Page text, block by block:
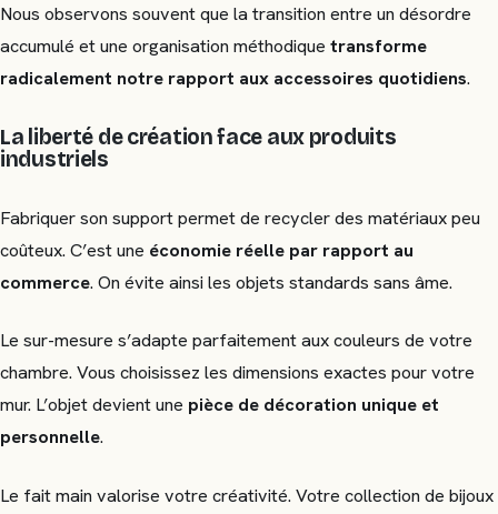
Nous observons souvent que la transition entre un désordre
accumulé et une organisation méthodique transforme
radicalement notre rapport aux accessoires quotidiens.
La liberté de création face aux produits
industriels
Fabriquer son support permet de recycler des matériaux peu
coûteux. C’est une économie réelle par rapport au
commerce. On évite ainsi les objets standards sans âme.
Le sur-mesure s’adapte parfaitement aux couleurs de votre
chambre. Vous choisissez les dimensions exactes pour votre
mur. L’objet devient une pièce de décoration unique et
personnelle.
Le fait main valorise votre créativité. Votre collection de bijoux